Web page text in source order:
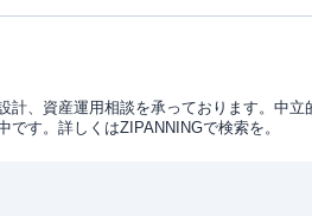
計、資産運用相談を承っております。中立
す。詳しくはZIPANNINGで検索を。